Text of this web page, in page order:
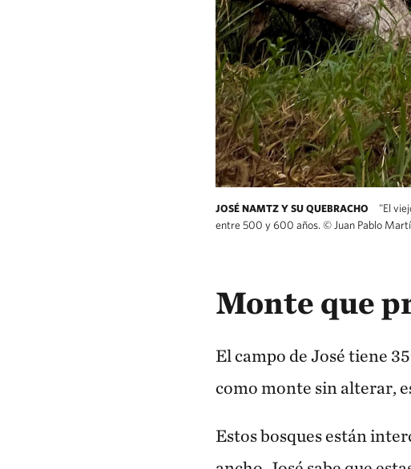
JOSÉ NAMTZ Y SU QUEBRACHO
"El
entre 500 y 600 años. © Juan Pablo
Monte que
El campo de José tiene
como monte sin alterar,
Estos bosques están